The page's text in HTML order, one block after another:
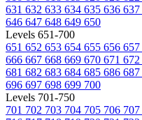
631 632 633 634 635 636 637
646 647 648 649 650
Levels 651-700
651 652 653 654 655 656 657
666 667 668 669 670 671 672
681 682 683 684 685 686 687
696 697 698 699 700
Levels 701-750
701 702 703 704 705 706 707